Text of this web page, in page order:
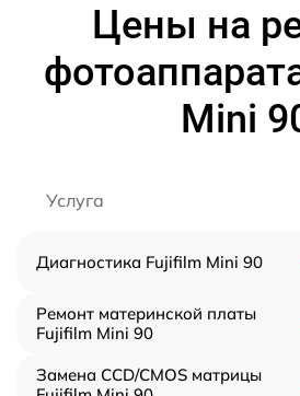
Цены на
Mini
Услуга
Диагностика Fujifilm Mini 90
Ремонт материнской платы
Fujifilm Mini 90
Замена CCD/CMOS матрицы